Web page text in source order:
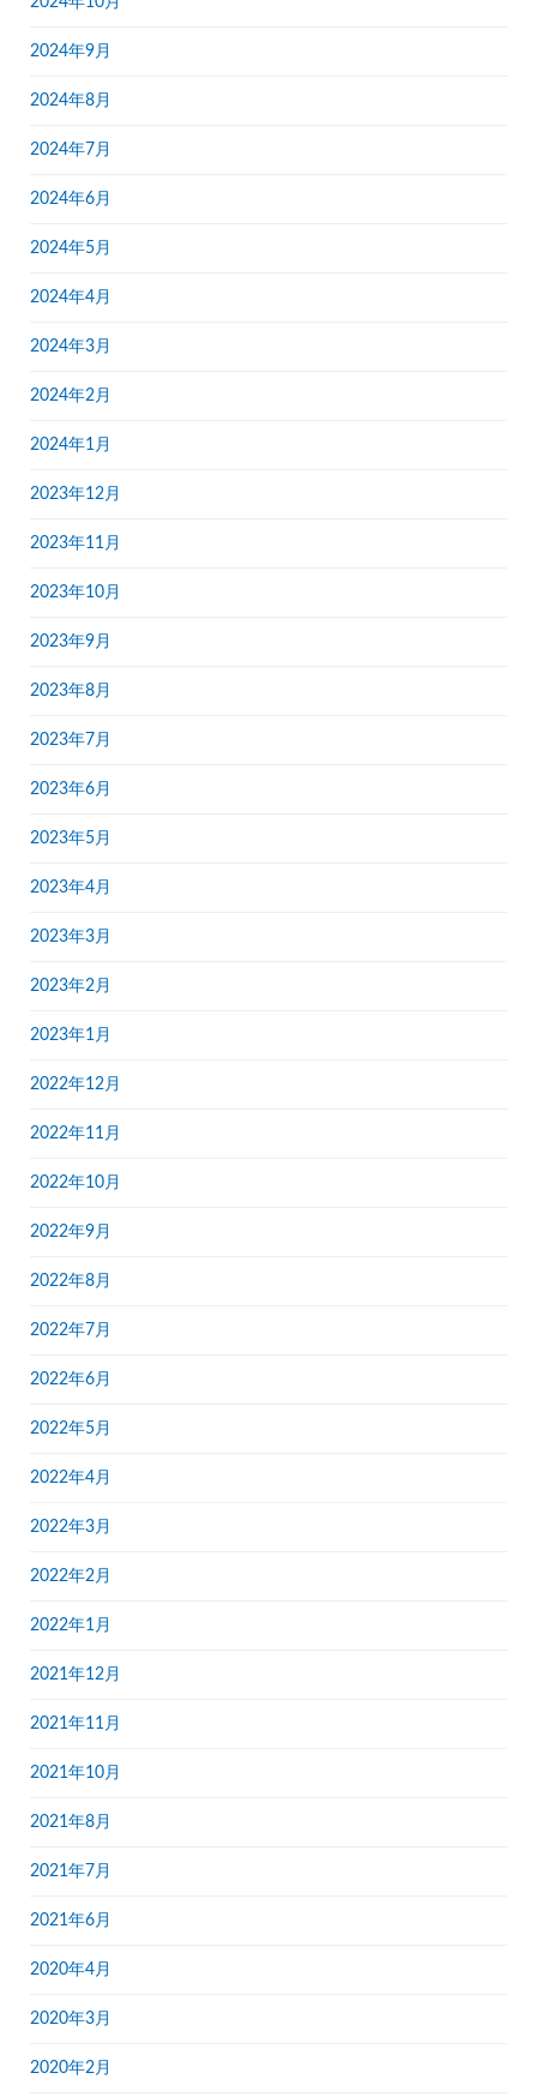
2024年9月
2024年8月
2024年7月
2024年6月
2024年5月
2024年4月
2024年3月
2024年2月
2024年1月
2023年12月
2023年11月
2023年10月
2023年9月
2023年8月
2023年7月
2023年6月
2023年5月
2023年4月
2023年3月
2023年2月
2023年1月
2022年12月
2022年11月
2022年10月
2022年9月
2022年8月
2022年7月
2022年6月
2022年5月
2022年4月
2022年3月
2022年2月
2022年1月
2021年12月
2021年11月
2021年10月
2021年8月
2021年7月
2021年6月
2020年4月
2020年3月
2020年2月